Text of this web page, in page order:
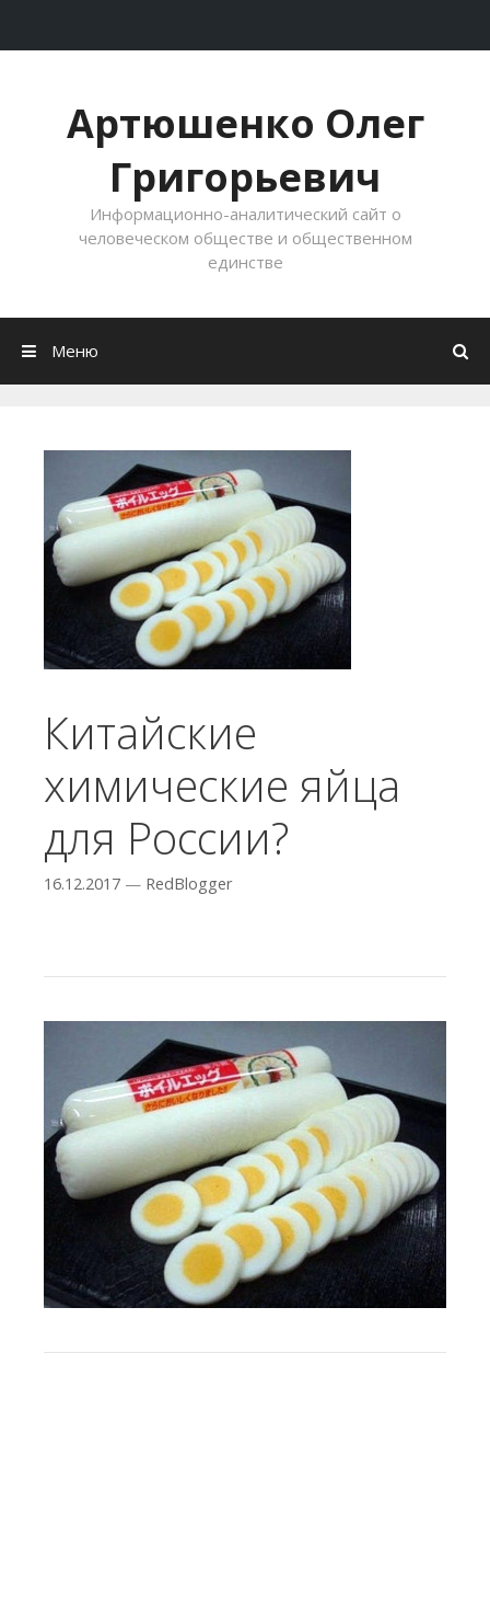
Артюшенко Олег
Григорьевич
Информационно-аналитический сайт о
человеческом обществе и общественном
единстве
Меню
Китайские
химические яйца
для России?
16.12.2017 — RedBlogger